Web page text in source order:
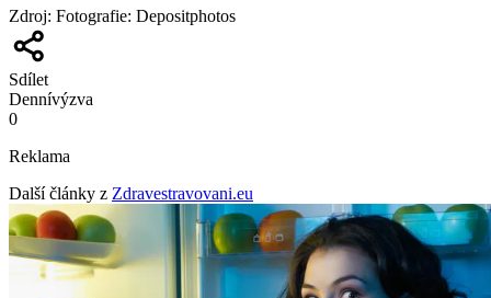
Zdroj: Fotografie: Depositphotos
Sdílet
Dennívýzva
0
Reklama
Další články z Zdravestravovani.eu